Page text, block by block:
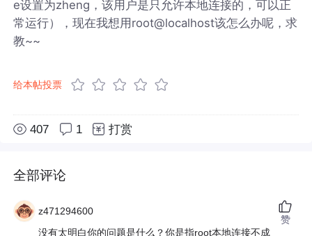
e设置为zheng，该用户是只允许本地连接的，可以正
常运行），现在我想用root@localhost该怎么办呢，求
教~~
给本帖投票
407 1 打赏
全部评论
z471294600
没有太明白你的问题是什么？你是指root本地连接不成
赞